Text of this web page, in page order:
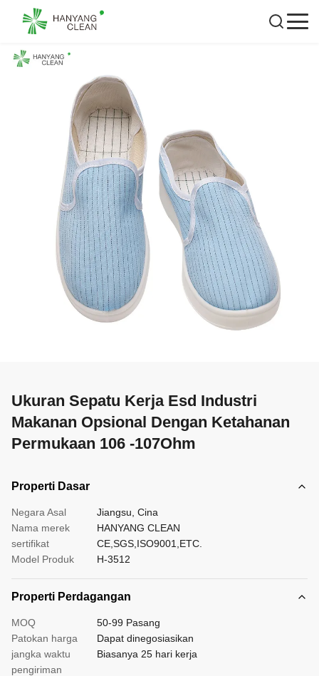
Ukuran Sepatu Kerja Esd Industri
Makanan Opsional Dengan Ketahanan
Permukaan 106 -107Ohm
Properti Dasar
Negara Asal
Jiangsu, Cina
Nama merek
HANYANG CLEAN
sertifikat
CE,SGS,ISO9001,ETC.
Model Produk
H-3512
Properti Perdagangan
MOQ
50-99 Pasang
Patokan harga
Dapat dinegosiasikan
jangka waktu
pengiriman
Biasanya 25 hari kerja